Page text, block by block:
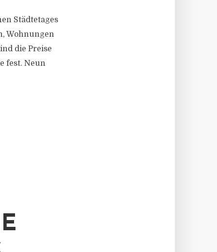
Städtetages
Wohnungen
die Preise
fest. Neun